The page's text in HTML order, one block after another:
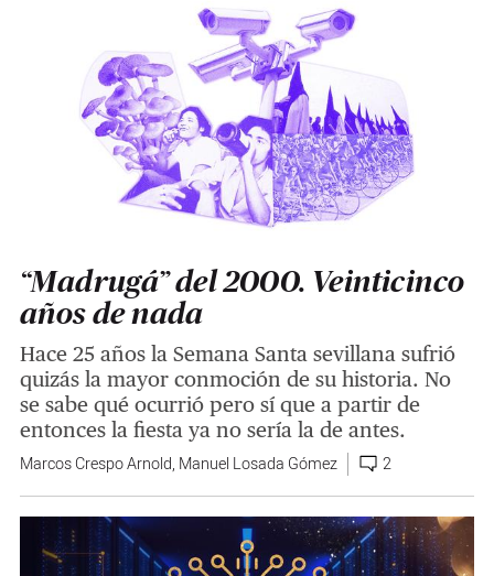
“Madrugá” del 2000. Veinticinco
años de nada
Hace 25 años la Semana Santa sevillana sufrió
quizás la mayor conmoción de su historia. No
se sabe qué ocurrió pero sí que a partir de
entonces la fiesta ya no sería la de antes.
Marcos Crespo Arnold, Manuel Losada Gómez 2